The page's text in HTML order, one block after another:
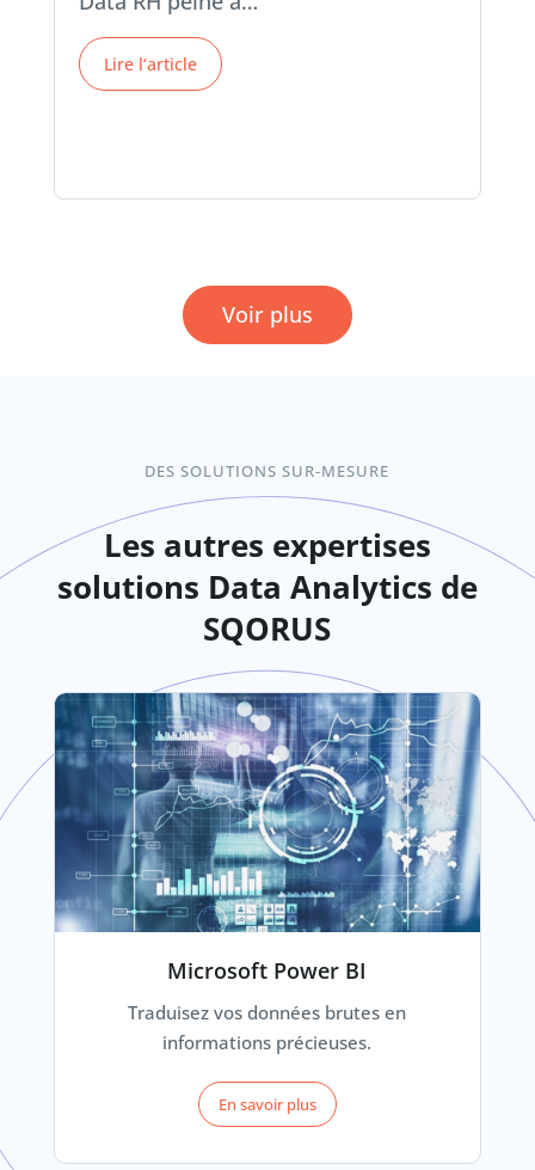
Lire l‘article
Voir plus
DES SOLUTIONS SUR-MESURE
Les autres expertises
solutions Data Analytics de
SQORUS
Microsoft Power BI
Traduisez vos données brutes en
informations précieuses.
En savoir plus